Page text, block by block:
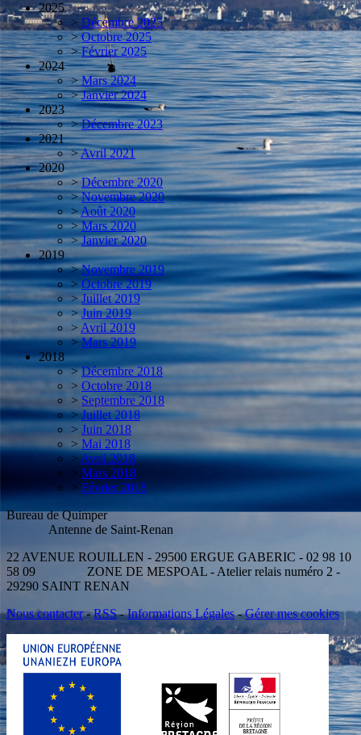
2025
> Décembre 2025
> Octobre 2025
> Février 2025
2024
> Mars 2024
> Janvier 2024
2023
> Décembre 2023
2021
>Avril 2021
2020
> Décembre 2020
> Novembre 2020
>Août 2020
> Mars 2020
> Janvier 2020
2019
> Novembre 2019
> Octobre 2019
> Juillet 2019
> Juin 2019
> Avril 2019
> Mars 2019
2018
> Décembre 2018
> Octobre 2018
> Septembre 2018
> Juillet 2018
> Juin 2018
> Mai 2018
>Avril 2018
> Mars 2018
> Février 2018
Bureau de Quimper
Antenne de Saint-Renan
22 AVENUE ROUILLEN - 29500 ERGUE GABERIC - 02 98 10
58 09 ZONE DE MESPOAL - Atelier relais numéro 2 -
29290 SAINT RENAN
Nous contacter-RSS-Informations Légales-Gérer mes cookies